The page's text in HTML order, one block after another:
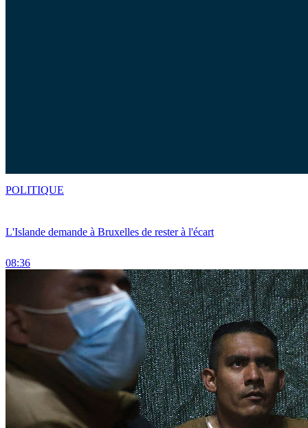
L'Islande demande à Bruxelles de rester à l'écart
08:36
POLITIQUE